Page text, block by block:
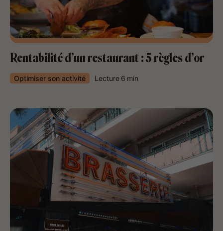
Rentabilité d’un restaurant : 5 règles d’or
Optimiser son activité Lecture 6 min